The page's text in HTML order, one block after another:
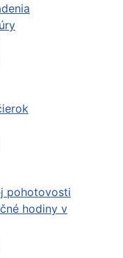
pohotovosti
hodiny v